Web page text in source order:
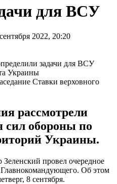
для ВСУ
2022, 20:20
Украины
Ставки верховного
рассмотрели
сил обороны по
Украины.
провел очередное
Об этом
8 сентября.